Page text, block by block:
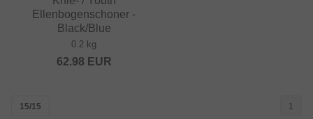
Ellenbogenschoner -
Black/Blue
0.2 kg
62.98 EUR
15/15 1